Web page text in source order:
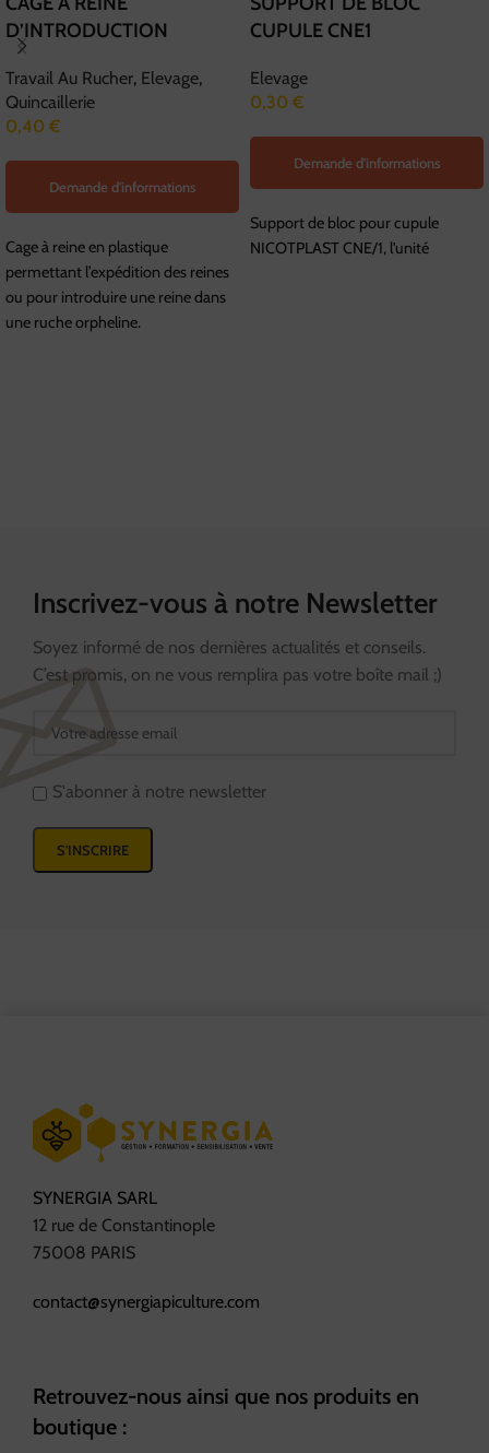
D’INTRODUCTION
Travail Au Rucher, Elevage,
Quincaillerie
0,40 €
Demande d'informations
Cage à reine en plastique
permettant l’expédition des reines
ou pour introduire une reine dans
une ruche orpheline.
CUPULE CNE1
Elevage
0,30 €
Demande d'informations
Support de bloc pour cupule
NICOTPLAST CNE/1, l'unité
Inscrivez-vous à notre Newsletter
Soyez informé de nos dernières actualités et conseils.
C’est promis, on ne vous remplira pas votre boîte mail ;)
S'abonner à notre newsletter
SYNERGIA SARL
12 rue de Constantinople
75008 PARIS
contact@synergiapiculture.com
Retrouvez-nous ainsi que nos produits en
boutique :